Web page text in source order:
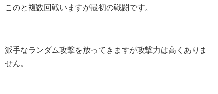
このと複数回戦いますが最初の戦闘です。
派手なランダム攻撃を放ってきますが攻撃力は高くありま
せん。